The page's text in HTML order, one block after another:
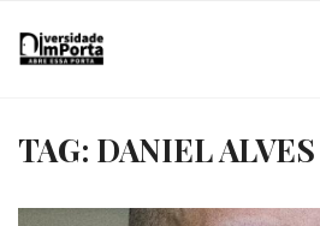
TAG: DANIEL ALVES